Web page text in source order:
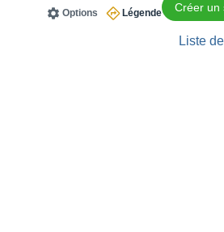
Créer un
Légende
Options
Liste